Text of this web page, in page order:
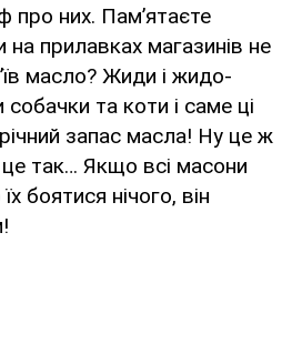
про них. Пам’ятаєте
прилавках магазинів не
масло? Жиди і жидо-
та коти і саме ці
річний запас масла! Ну це ж
так… Якщо всі масони
боятися нічого, він